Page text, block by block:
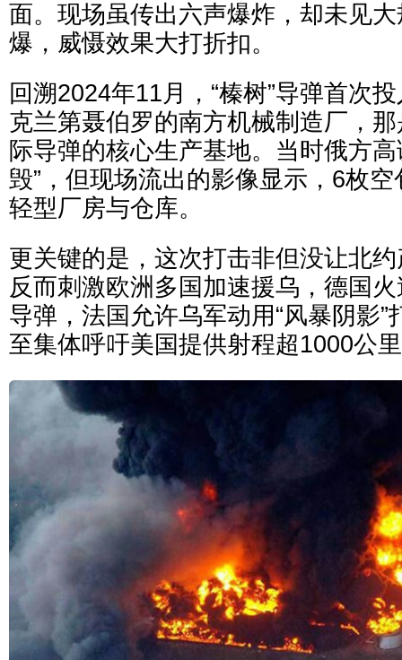
面。现场虽传出六声爆炸，却未见
爆，威慑效果大打折扣。
回溯2024年11月，“榛树”导弹首次
克兰第聂伯罗的南方机械制造厂，那
际导弹的核心生产基地。当时俄方
毁”，但现场流出的影像显示，6枚
轻型厂房与仓库。
更关键的是，这次打击非但没让北
反而刺激欧洲多国加速援乌，德国火
导弹，法国允许乌军动用“风暴阴影
至集体呼吁美国提供射程超1000公